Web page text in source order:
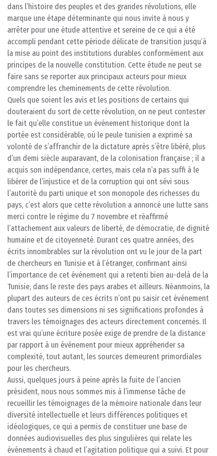
dans l’histoire des peuples et des grandes révolutions, elle
marque une étape déterminante qui nous invite à nous y
arrêter pour une étude attentive et sereine de ce qui a été
accompli pendant cette période délicate de transition jusqu’à
la mise au point des institutions durables conformément aux
principes de la nouvelle constitution. Cette étude ne peut se
faire sans se reporter aux principaux acteurs pour mieux
comprendre les cheminements de cette révolution.
Quels que soient les avis et les positions de certains qui
douteraient du sort de cette révolution, on ne peut contester
le fait qu’elle constitue un événement historique dont la
portée est considérable, où le peule tunisien a exprimé sa
volonté de s’affranchir de la dictature après s’être libéré, plus
d’un demi siècle auparavant, de la colonisation française ; il a
acquis son indépendance, certes, mais cela n’a pas suffi à le
libérer de l’injustice et de la corruption qui ont sévi sous
l’autorité du parti unique et son monopole des richesses du
pays, c’est alors que cette révolution a annoncé une lutte sans
merci contre le régime du 7 novembre et réaffirmé
l’attachement aux valeurs de liberté, de démocratie, de dignité
humaine et de citoyenneté. Durant ces quatre années, des
écrits innombrables sur la révolution ont vu le jour de la part
de chercheurs en Tunisie et à l’étranger, confirmant ainsi
l’importance de cet événement qui a retenti bien au-delà de la
Tunisie, dans le reste des pays arabes et ailleurs. Néanmoins, la
plupart des auteurs de ces écrits n’ont pu saisir cet événement
dans toutes ses dimensions ni ses significations profondes à
travers les témoignages des acteurs directement concernés. Il
est vrai qu’une écriture posée exige de prendre de la distance
par rapport à un événement pour mieux appréhender sa
complexité, tout autant, les sources demeurent primordiales
pour les chercheurs.
Aussi, quelques jours à peine après la fuite de l’ancien
président, nous nous sommes mis à l’immense tâche de
recueillir les témoignages de la mémoire nationale dans leur
diversité intellectuelle et leurs différences politiques et
idéologiques, ce qui a permis de constituer une base de
données audiovisuelles des plus singulières qui relate les
événements à chaud et l’agitation politique qui a suivi. Et pour